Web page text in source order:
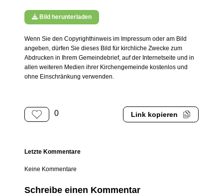
Bild herunterladen
Wenn Sie den Copyrighthinweis im Impressum oder am Bild
angeben, dürfen Sie dieses Bild für kirchliche Zwecke zum
Abdrucken in Ihrem Gemeindebrief, auf der Internetseite und in
allen weiteren Medien ihrer Kirchengemeinde kostenlos und
ohne Einschränkung verwenden.
0 Link kopieren
Letzte Kommentare
Keine Kommentare
Schreibe einen Kommentar